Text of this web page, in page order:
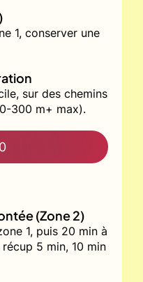
1, conserver une
sur des chemins
300 m+ max).
(Zone 2)
1, puis 20 min à
5 min, 10 min